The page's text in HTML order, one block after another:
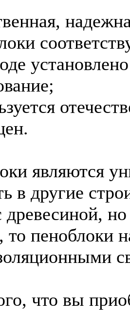
являются
в другие
древесиной,
то пеноблоки
что вы